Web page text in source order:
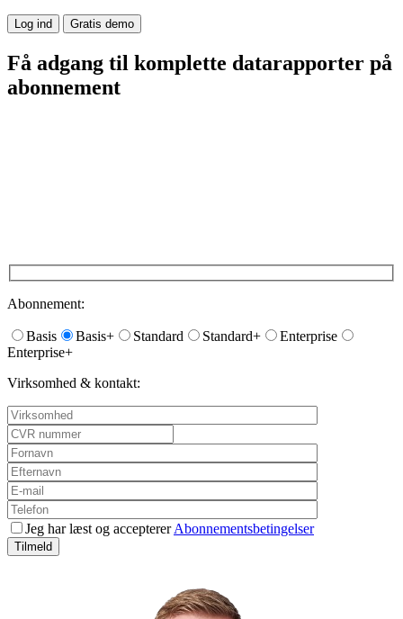
Log ind Gratis demo
Få adgang til komplette datarapporter på
abonnement
Abonnement:
Basis Basis+ Standard Standard+
Enterprise
Enterprise+
Virksomhed & kontakt:
Jeg har læst og acceptererAbonnementsbetingelser
Tilmeld